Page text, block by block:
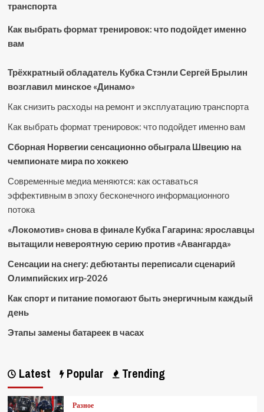
транспорта
Как выбрать формат тренировок: что подойдет именно
вам
Трёхкратный обладатель Кубка Стэнли Сергей Брылин
возглавил минское «Динамо»
Как снизить расходы на ремонт и эксплуатацию транспорта
Как выбрать формат тренировок: что подойдет именно вам
Сборная Норвегии сенсационно обыграла Швецию на
чемпионате мира по хоккею
Современные медиа меняются: как оставаться
эффективным в эпоху бесконечного информационного
потока
«Локомотив» снова в финале Кубка Гагарина: ярославцы
вытащили невероятную серию против «Авангарда»
Сенсации на снегу: дебютанты переписали сценарий
Олимпийских игр-2026
Как спорт и питание помогают быть энергичным каждый
день
Этапы замены батареек в часах
Latest Popular Trending
Разное